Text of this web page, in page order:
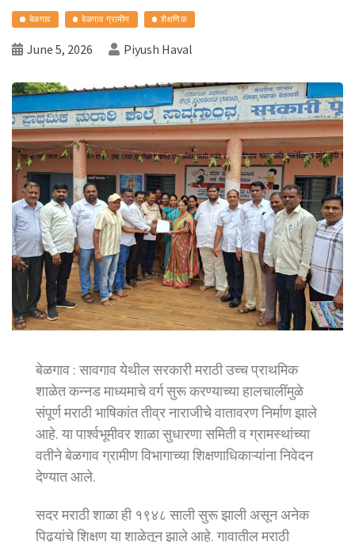
बेळगाव बेळगाव ग्रामीण शैक्षणिक
June 5, 2026 Piyush Haval
बेळगाव : सावगाव येथील सरकारी मराठी उच्च प्राथमिक
शाळेत कन्नड माध्यमाचे वर्ग सुरू करण्याच्या हालचालींमुळे
संपूर्ण मराठी भाषिकांत तीव्र नाराजीचे वातावरण निर्माण झाले
आहे. या पार्श्वभूमीवर शाळा सुधारणा समिती व ग्रामस्थांच्या
वतीने बेळगाव ग्रामीण विभागाच्या शिक्षणाधिकाऱ्यांना निवेदन
देण्यात आले.
सदर मराठी शाळा ही १९४८ साली सुरू झाली असून अनेक
पिढ्यांचे शिक्षण या शाळेतून झाले आहे. गावातील मराठी